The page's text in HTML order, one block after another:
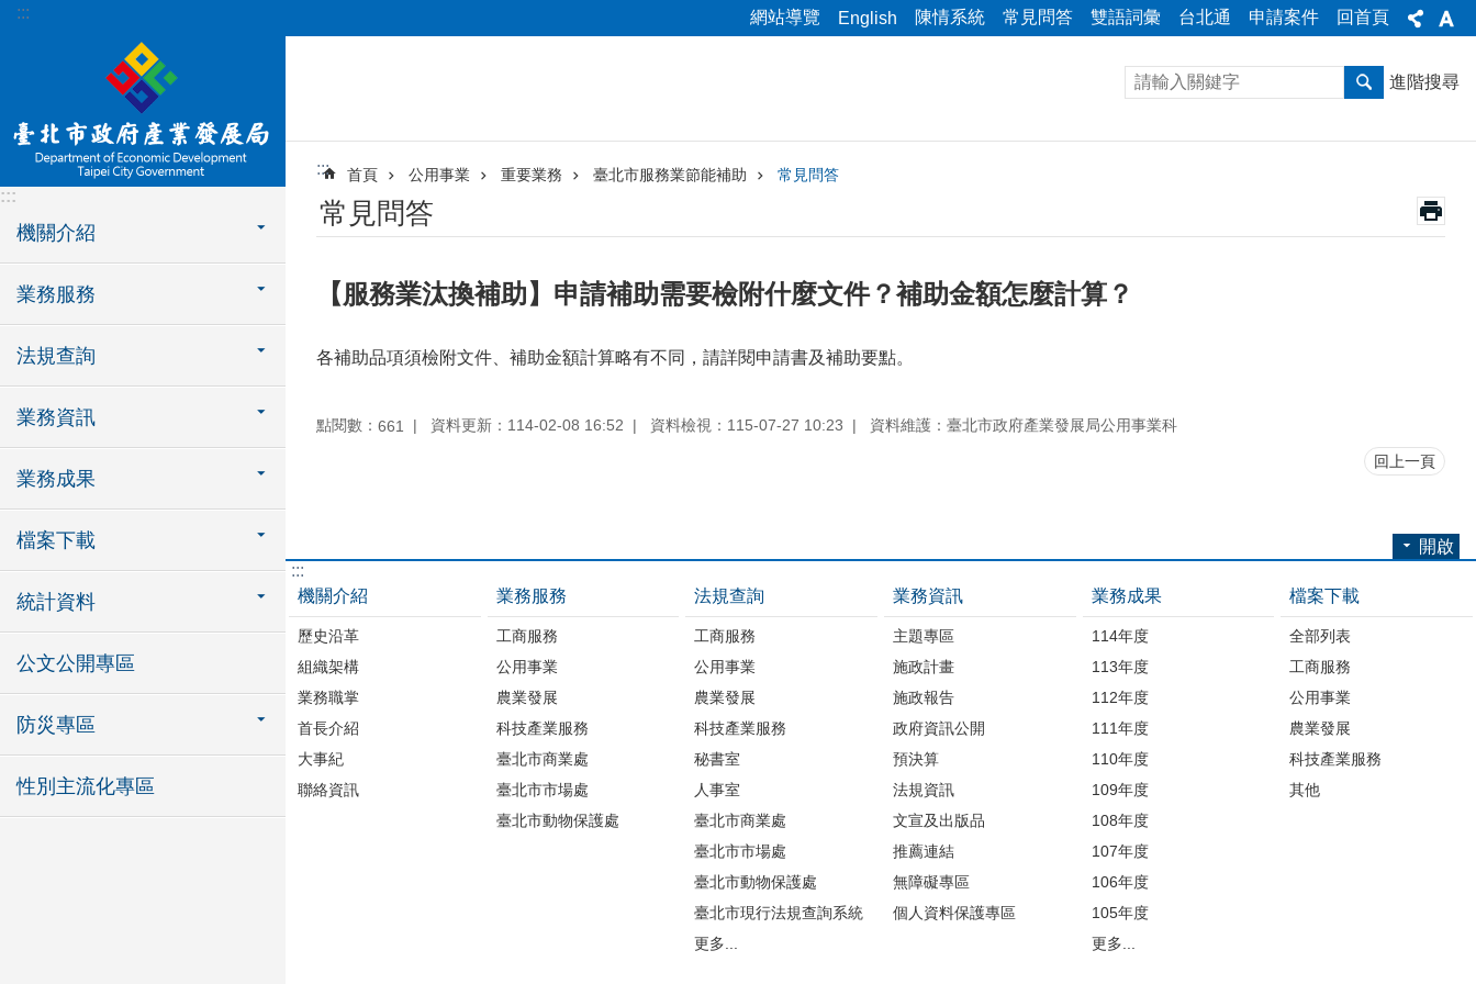
跳到主要內容區塊
::: 網站導覽 English 陳情系統 常見問答 雙語詞彙 台北通 申請案件 回首頁
:::
機關介紹
業務服務
法規查詢
業務資訊
業務成果
檔案下載
統計資料
公文公開專區
防災專區
性別主流化專區
進階搜尋
::: 首頁 公用事業 重要業務 臺北市服務業節能補助 常見問答
常見問答
【服務業汰換補助】申請補助需要檢附什麼文件？補助金額怎麼計算？
各補助品項須檢附文件、補助金額計算略有不同，請詳閱申請書及補助要點。
點閱數： 661 資料更新：114-02-08 16:52 資料檢視：115-07-27 10:23 資料維護：臺北市政府產業發展局公用事業科
回上一頁
開啟
:::
機關介紹
歷史沿革
組織架構
業務職掌
首長介紹
大事紀
聯絡資訊
業務服務
工商服務
公用事業
農業發展
科技產業服務
臺北市商業處
臺北市市場處
臺北市動物保護處
法規查詢
工商服務
公用事業
農業發展
科技產業服務
秘書室
人事室
臺北市商業處
臺北市市場處
臺北市動物保護處
臺北市現行法規查詢系統
更多...
業務資訊
主題專區
施政計畫
施政報告
政府資訊公開
預決算
法規資訊
文宣及出版品
推薦連結
無障礙專區
個人資料保護專區
業務成果
114年度
113年度
112年度
111年度
110年度
109年度
108年度
107年度
106年度
105年度
更多...
檔案下載
全部列表
工商服務
公用事業
農業發展
科技產業服務
其他